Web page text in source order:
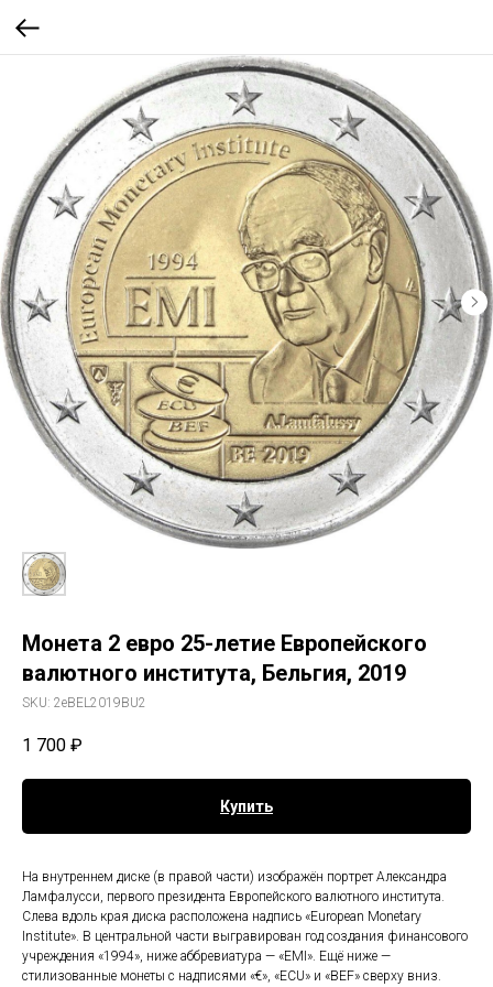
Монета 2 евро 25-летие Европейского
валютного института, Бельгия, 2019
SKU: 2eBEL2019BU2
1 700 ₽
Купить
На внутреннем диске (в правой части) изображён портрет Александра
Ламфалусси, первого президента Европейского валютного института.
Слева вдоль края диска расположена надпись «European Monetary
Institute». В центральной части выгравирован год создания финансового
учреждения «1994», ниже аббревиатура — «EMI». Ещё ниже —
стилизованные монеты с надписями «€», «ECU» и «BEF» сверху вниз.